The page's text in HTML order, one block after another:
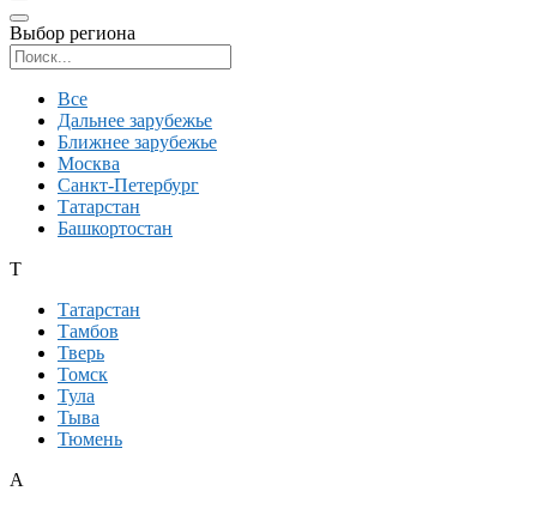
Выбор региона
Все
Дальнее зарубежье
Ближнее зарубежье
Москва
Санкт-Петербург
Татарстан
Башкортостан
Т
Татарстан
Тамбов
Тверь
Томск
Тула
Тыва
Тюмень
А